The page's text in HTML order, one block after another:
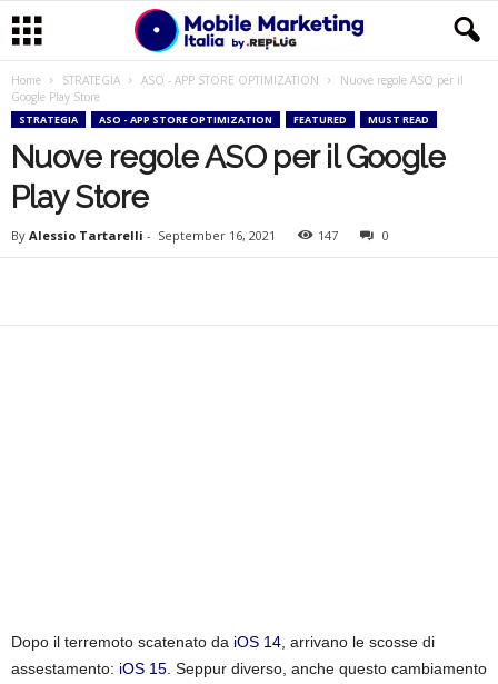
e
Home STRATEGIA ASO - APP STORE OPTIMIZATION
Nuove regole ASO per il
Google Play Store
STRATEGIA ASO - APP STORE OPTIMIZATION FEATURED MUST READ
Nuove regole ASO per il Google
Play Store
By Alessio Tartarelli - September 16, 2021 147 0
Dopo il terremoto scatenato da iOS 14 , arrivano le scosse di
assestamento: iOS 15 . Seppur diverso, anche questo cambiamento